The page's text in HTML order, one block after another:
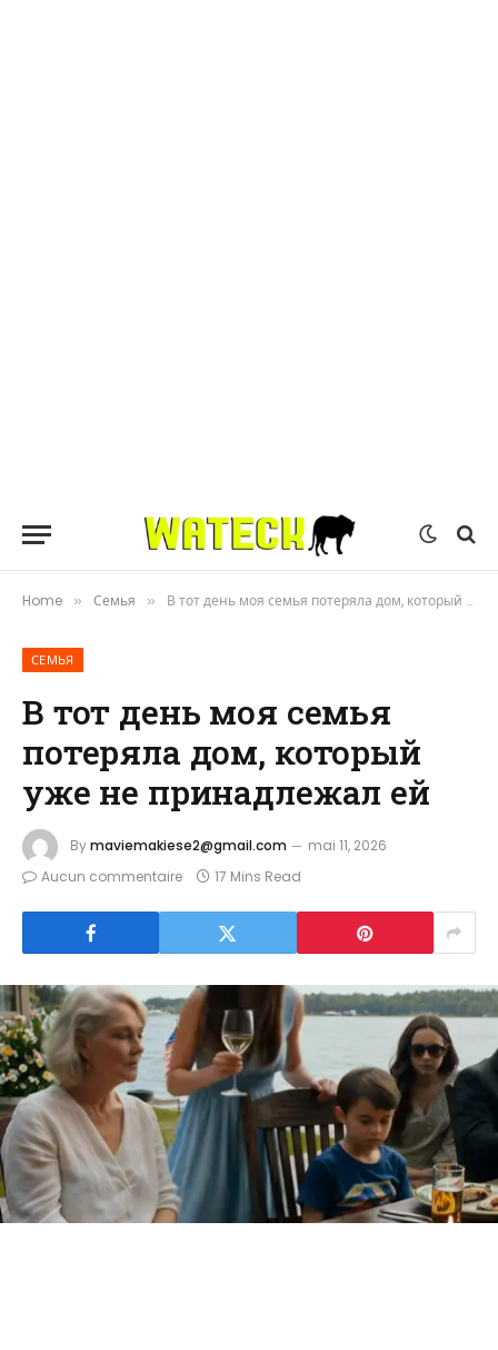
Home » Семья » В тот день моя семья потеряла дом, который уже не принадлежал ей
СЕМЬЯ
В тот день моя семья
потеряла дом, который
уже не принадлежал ей
Bymaviemakiese2@gmail.com
mai 11, 2026
Aucun commentaire
17 Mins Read